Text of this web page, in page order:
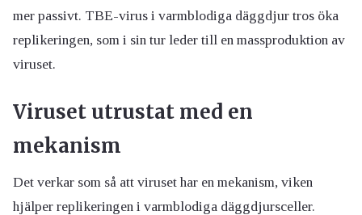
mer passivt. TBE-virus i varmblodiga däggdjur tros öka
replikeringen, som i sin tur leder till en massproduktion av
viruset.
Viruset utrustat med en
mekanism
Det verkar som så att viruset har en mekanism, viken
hjälper replikeringen i varmblodiga däggdjursceller.